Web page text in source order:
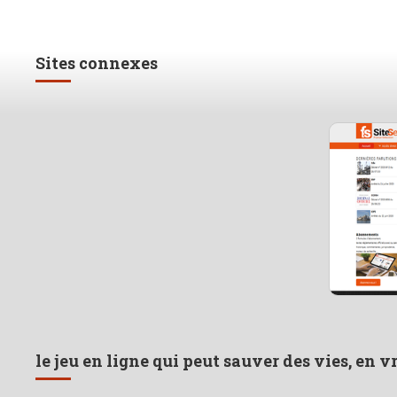
Sites connexes
le jeu en ligne qui peut sauver des vies, en